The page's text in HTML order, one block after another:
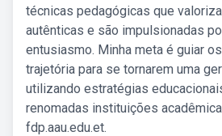
técnicas pedagógicas que
autênticas e são impulsionadas
entusiasmo. Minha meta é guiar
trajetória para se tornarem uma
utilizando estratégias
renomadas instituições
fdp.aau.edu.et.